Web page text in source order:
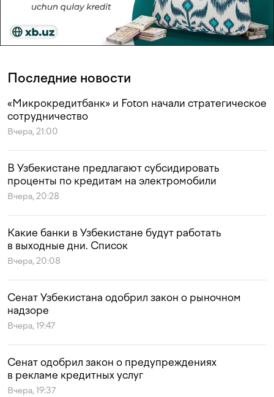
Последние новости
«Микрокредитбанк» и Foton начали стратегическое
сотрудничество
Вчера, 21:00
В Узбекистане предлагают субсидировать
проценты по кредитам на электромобили
Вчера, 20:28
Какие банки в Узбекистане будут работать
в выходные дни. Список
Вчера, 20:08
Сенат Узбекистана одобрил закон о рыночном
надзоре
Вчера, 19:47
Сенат одобрил закон о предупреждениях
в рекламе кредитных услуг
Вчера, 19:37